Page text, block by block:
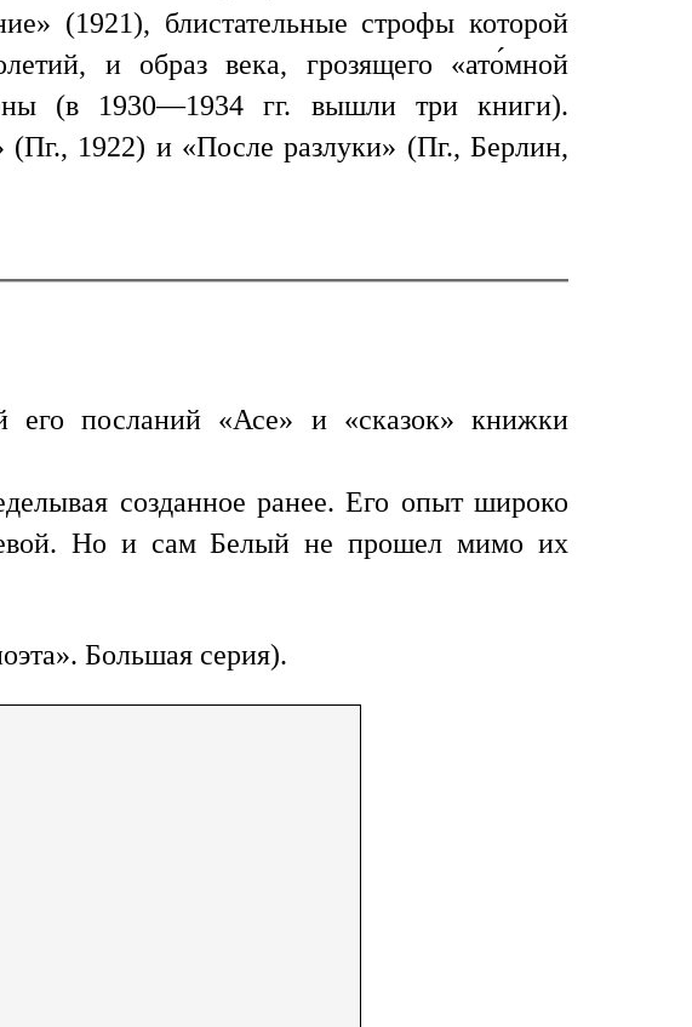
(1921), блистательные строфы которой
и образ века, грозящего «ато́мной
(в 1930—1934 гг. вышли три книги).
(Пг., 1922) и «После разлуки» (Пг., Берлин,
посланий «Асе» и «сказок» книжки
созданное ранее. Его опыт широко
Но и сам Белый не прошел мимо их
Большая серия).